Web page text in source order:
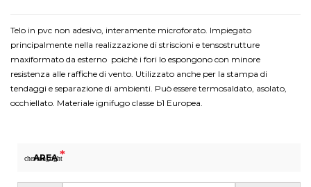
Telo in pvc non adesivo, interamente microforato. Impiegato
principalmente nella realizzazione di striscioni e tensostrutture
maxiformato da esterno poichè i fori lo espongono con minore
resistenza alle raffiche di vento. Utilizzato anche per la stampa di
tendaggi e separazione di ambienti. Può essere termosaldato, asolato,
occhiellato. Materiale ignifugo classe b1 Europea.
chevron_right
AREA*